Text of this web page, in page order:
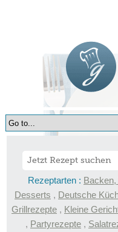
Rezeptarten :
Desserts , Deutsche
Grillrezepte , Kleine
, Partyrezepte ,